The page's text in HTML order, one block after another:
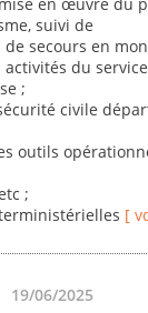
en œuvre du
suivi de
de secours en
activités du
;
civile
outils
;
[
19/06/2025